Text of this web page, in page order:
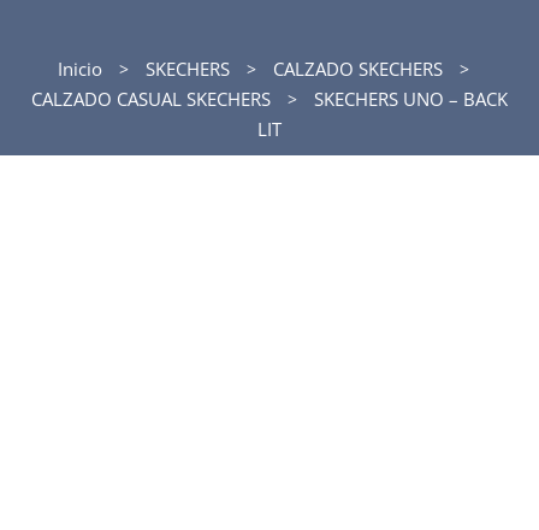
Inicio SKECHERS
CALZADO SKECHERS
CALZADO CASUAL SKECHERS
SKECHERS UNO – BACK
LIT